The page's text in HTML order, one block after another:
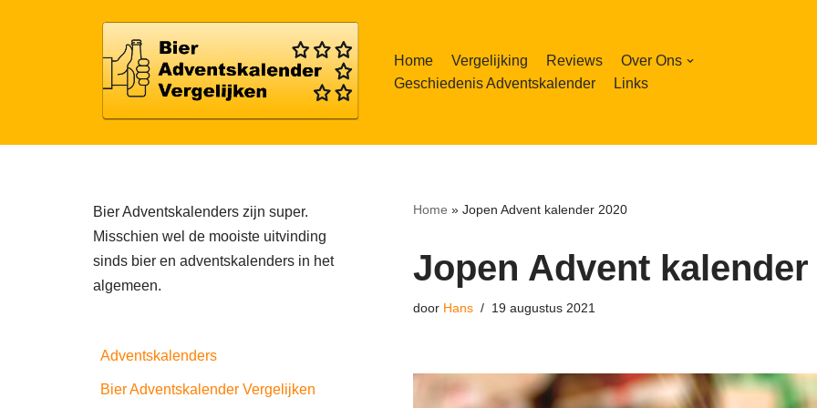
Home Vergelijking Reviews
Over Ons
Geschiedenis Adventskalender
Links
Bier Adventskalenders zijn super.
Misschien wel de mooiste uitvinding
sinds bier en adventskalenders in het
algemeen.
Adventskalenders
Bier Adventskalender Vergelijken
Home » Jopen Advent kalender 2020
Jopen Advent kalender
door Hans 19 augustus 2021